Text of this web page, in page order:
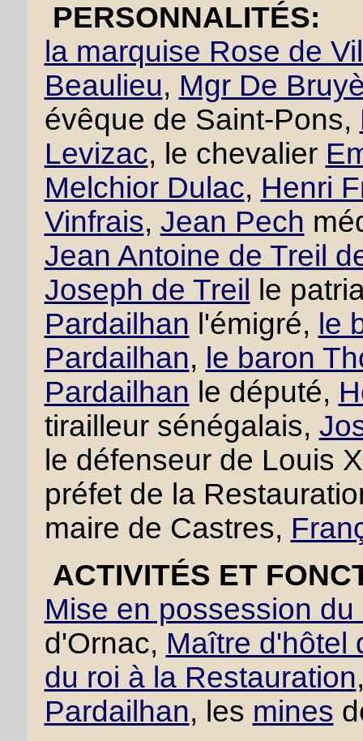
PERSONNALITÉS:
la marquise Rose de
Beaulieu, Mgr De
évêque de Saint-Pons,
Levizac, le chevalier
Melchior Dulac, Henri
Vinfrais, Jean Pech
Jean Antoine de Treil
Joseph de Treil
le
Pardailhan l'émigré, le
Pardailhan, le baron
Pardailhan le député,
tirailleur sénégalais,
le défenseur de Louis
préfet de la
maire de Castres,
ACTIVITÉS ET
Mise en possession
d'Ornac, Maître d'hôtel
du roi à la Restauration
Pardailhan, les mines